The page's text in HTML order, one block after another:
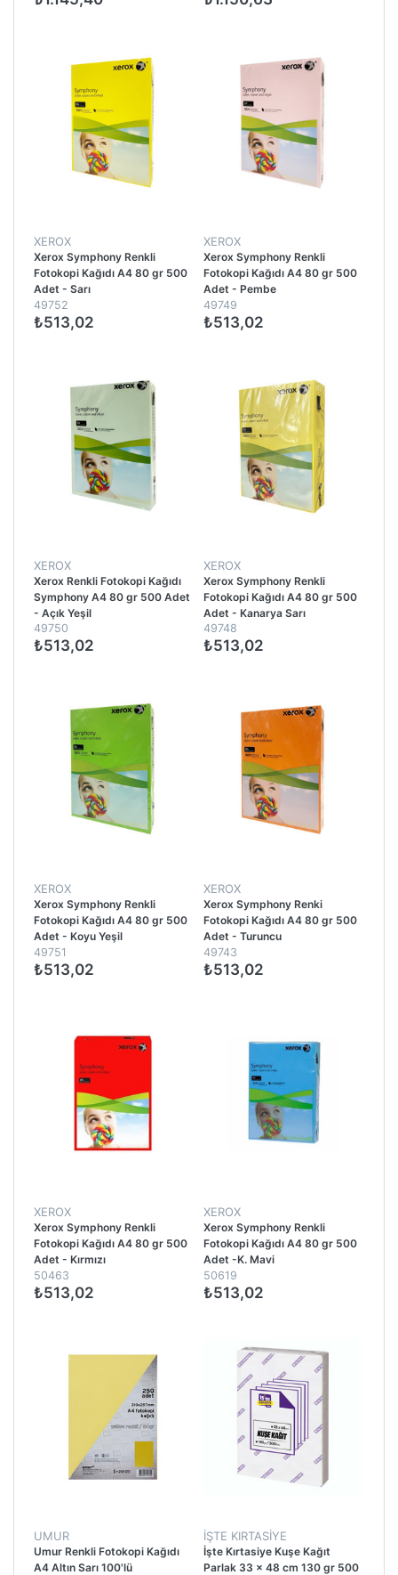
XEROX
Xerox Symphony Renkli
Fotokopi Kağıdı A4 80 gr 500
Adet - Sarı
49752
₺513,02
XEROX
Xerox Symphony Renkli
Fotokopi Kağıdı A4 80 gr 500
Adet - Pembe
49749
₺513,02
XEROX
Xerox Renkli Fotokopi Kağıdı
Symphony A4 80 gr 500 Adet
- Açık Yeşil
49750
₺513,02
XEROX
Xerox Symphony Renkli
Fotokopi Kağıdı A4 80 gr 500
Adet - Kanarya Sarı
49748
₺513,02
XEROX
Xerox Symphony Renkli
Fotokopi Kağıdı A4 80 gr 500
Adet - Koyu Yeşil
49751
₺513,02
XEROX
Xerox Symphony Renki
Fotokopi Kağıdı A4 80 gr 500
Adet - Turuncu
49743
₺513,02
XEROX
Xerox Symphony Renkli
Fotokopi Kağıdı A4 80 gr 500
Adet - Kırmızı
50463
₺513,02
XEROX
Xerox Symphony Renkli
Fotokopi Kağıdı A4 80 gr 500
Adet -K. Mavi
50619
₺513,02
UMUR
Umur Renkli Fotokopi Kağıdı
A4 Altın Sarı 100'lü
İŞTE KIRTASIYE
İşte Kırtasiye Kuşe Kağıt
Parlak 33 x 48 cm 130 gr 500